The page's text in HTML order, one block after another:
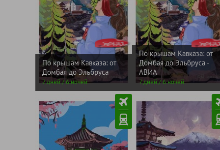
По крышам Кавказа: от
Домбая до Эльбруса
7 дней / 6 ночей
САНИ
ЛЕТОМ
54500
рублей
По крышам Кавказа: от
Домбая до Эльбруса -
АВИА
7 дней / 6 ночей
САНИ
рублей